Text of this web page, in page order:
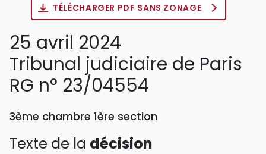
TÉLÉCHARGER PDF SANS ZONAGE
25 avril 2024
Tribunal judiciaire de Paris
RG n° 23/04554
3ème chambre 1ère section
Texte de la décision